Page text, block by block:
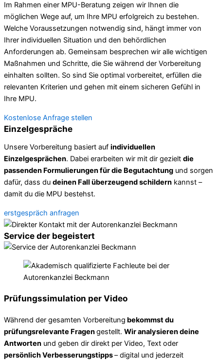
Im Rahmen einer MPU-Beratung zeigen wir Ihnen die
möglichen Wege auf, um Ihre MPU erfolgreich zu bestehen.
Welche Voraussetzungen notwendig sind, hängt immer von
Ihrer individuellen Situation und den behördlichen
Anforderungen ab. Gemeinsam besprechen wir alle wichtigen
Maßnahmen und Schritte, die Sie während der Vorbereitung
einhalten sollten. So sind Sie optimal vorbereitet, erfüllen die
relevanten Kriterien und gehen mit einem sicheren Gefühl in
Ihre MPU.
Kostenlose Anfrage stellen
Einzelgespräche
Unsere Vorbereitung basiert auf individuellen
Einzelgesprächen. Dabei erarbeiten wir mit dir gezielt die
passenden Formulierungen für die Begutachtung und sorgen
dafür, dass du deinen Fall überzeugend schildern kannst –
damit du die MPU bestehst.
erstgespräch anfragen
Service der begeistert
Prüfungssimulation per Video
Während der gesamten Vorbereitung bekommst du
prüfungsrelevante Fragengestellt. Wir analysieren deine
Antworten und geben dir direkt per Video, Text oder
persönlich Verbesserungstipps– digital und jederzeit